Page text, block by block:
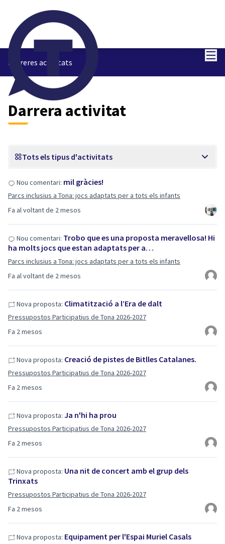
Darreres activitats
Darrera activitat
Tots els tipus d'activitats
Fa al voltant de 2 mesos
Nou comentari: mil gràcies!
Parcs inclusius a Tona: jocs adaptats per a tots els infants
Fa al voltant de 2 mesos
Nou comentari: Trobo que es una proposta meravellosa! Hi
ha molts jocs que estan adaptats per a…
Parcs inclusius a Tona: jocs adaptats per a tots els infants
Fa 2 mesos
Nova proposta: Climatització a l’Era de dalt
Pressupostos Participatius de Tona 2026-2027
Fa 2 mesos
Nova proposta: Creació de pistes de Bitlles Catalanes.
Pressupostos Participatius de Tona 2026-2027
Fa 2 mesos
Nova proposta: Ja n'hi ha prou
Pressupostos Participatius de Tona 2026-2027
Fa 2 mesos
Nova proposta: Una nit de concert amb el grup dels
Trinxats
Pressupostos Participatius de Tona 2026-2027
Nova proposta: Equipament per l'Espai Muriel Casals